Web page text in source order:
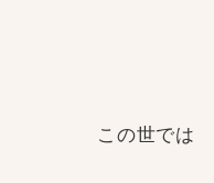
この世では